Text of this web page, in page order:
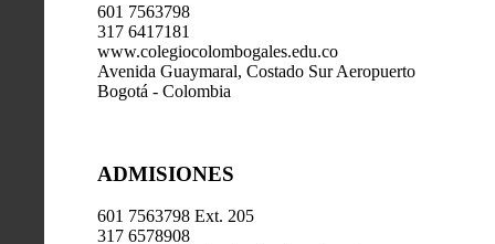
601 7563798
317 6417181
www.colegiocolombogales.edu.co
Avenida Guaymaral, Costado Sur Aeropuerto
Bogotá - Colombia
ADMISIONES
601 7563798 Ext. 205
317 6578908